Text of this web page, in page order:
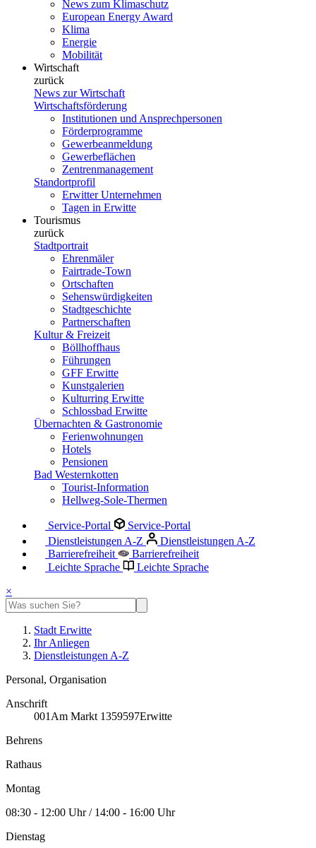
News zum Klimaschutz
European Energy Award
Klima
Energie
Mobilität
Wirtschaft
zurück
News zur Wirtschaft
Wirtschaftsförderung
Institutionen und Ansprechpersonen
Förderprogramme
Gewerbeanmeldung
Gewerbeflächen
Zentrenmanagement
Standortprofil
Erwitter Unternehmen
Tagen in Erwitte
Tourismus
zurück
Stadtportrait
Ehrenmäler
Fairtrade-Town
Ortschaften
Sehenswürdigkeiten
Stadtgeschichte
Partnerschaften
Kultur & Freizeit
Böllhoffhaus
Führungen
GFF Erwitte
Kunstgalerien
Kulturring Erwitte
Schlossbad Erwitte
Übernachten & Gastronomie
Ferienwohnungen
Hotels
Pensionen
Bad Westernkotten
Tourist-Information
Hellweg-Sole-Thermen
Service-Portal
Service-Portal
Dienstleistungen A-Z
Dienstleistungen A-Z
Barrierefreiheit
Barrierefreiheit
Leichte Sprache
Leichte Sprache
×
Stadt Erwitte
Ihr Anliegen
Dienstleistungen A-Z
Personal, Organisation
Anschrift
001 Am Markt 1359597Erwitte
Behrens
Rathaus
Montag
08:30 - 12:00 Uhr / 14:00 - 16:00 Uhr
Dienstag